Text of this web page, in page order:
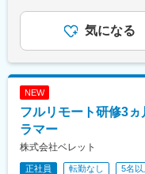
園駅(福岡県)、西鉄
駅、谷山駅(指宿枕
港第２ターミナル駅
駅、電鉄富山駅、末
(神戸市営)、阪神国
橋通駅、上塩屋駅、
駅、伊勢崎駅、前橋
幌駅、函館駅、小樽
駅、久慈駅、水沢駅
古川駅、気仙沼駅、
(福島県)、いわき駅
岡県)、大場駅、西
址大名町駅、水居駅
垣駅、津駅、近鉄四
気になる
NEW
フルリモート研修3
ラマー
株式会社ベレット
正社員 転勤なし 5名以